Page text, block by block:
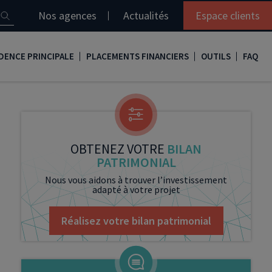
Nos agences Actualités Espace clients
PRINCIPALE
son crédit immobilier
PLACEMENTS FINANCIERS
PEA
Loi Madelin
SCPI
OUTILS
Simulation loi Denormandie
Comment réaliser son bilan patrimonial ?
Le guide de la loi Denormandie 2026
Simulation prêt immobilier
Nos vidéos
Nos Podcasts
FAQ
OBTENEZ VOTRE BILAN
PATRIMONIAL
Nous vous aidons à trouver l’investissement
adapté à votre projet
Réalisez votre bilan patrimonial